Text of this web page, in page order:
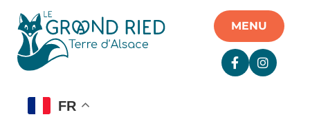
MENU
FR
Panneau de gestion des cookies